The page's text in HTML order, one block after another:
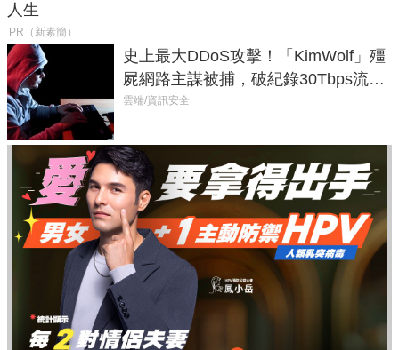
人生
PR（新素簡）
史上最大DDoS攻擊！「KimWolf」殭
屍網路主謀被捕，破紀錄30Tbps流量
癱瘓全球！
雲端/資訊安全